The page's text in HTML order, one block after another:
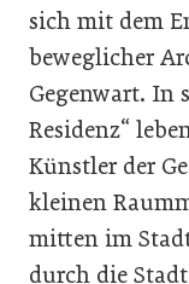
sich mit dem
beweglicher
Gegenwart. In
Residenz“
Künstler der
kleinen
mitten im
durch die